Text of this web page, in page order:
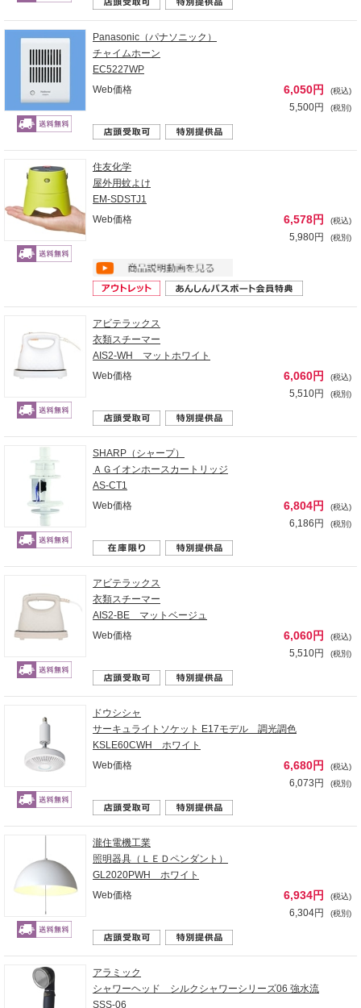
Panasonic（パナソニック）
チャイムホーン
EC5227WP
Web価格
6,050円 (税込)
5,500円 (税別)
住友化学
屋外用蚊よけ
EM-SDSTJ1
Web価格
6,578円 (税込)
5,980円 (税別)
アビテラックス
衣類スチーマー
AIS2-WH マットホワイト
Web価格
6,060円 (税込)
5,510円 (税別)
SHARP（シャープ）
ＡＧイオンホースカートリッジ
AS-CT1
Web価格
6,804円 (税込)
6,186円 (税別)
アビテラックス
衣類スチーマー
AIS2-BE マットベージュ
Web価格
6,060円 (税込)
5,510円 (税別)
ドウシシャ
サーキュライトソケット E17モデル 調光調色
KSLE60CWH ホワイト
Web価格
6,680円 (税込)
6,073円 (税別)
瀧住電機工業
照明器具（ＬＥＤペンダント）
GL2020PWH ホワイト
Web価格
6,934円 (税込)
6,304円 (税別)
アラミック
シャワーヘッド シルクシャワーシリーズ06 強水流
SSS-06